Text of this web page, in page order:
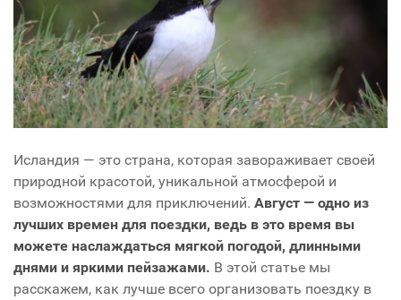
Исландия — это страна, которая завораживает своей
природной красотой, уникальной атмосферой и
возможностями для приключений. Август — одно из
лучших времен для поездки, ведь в это время вы
можете наслаждаться мягкой погодой, длинными
днями и яркими пейзажами. В этой статье мы
расскажем, как лучше всего организовать поездку в